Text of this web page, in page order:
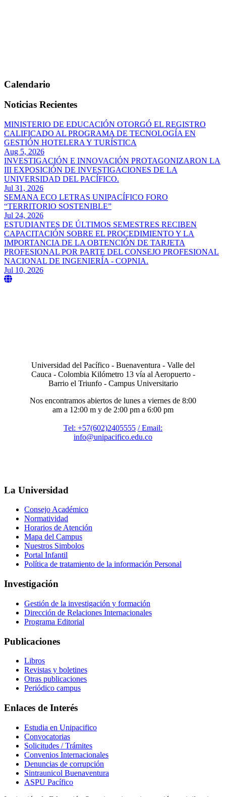
Calendario
Noticias Recientes
MINISTERIO DE EDUCACIÓN OTORGÓ EL REGISTRO
CALIFICADO AL PROGRAMA DE TECNOLOGÍA EN
GESTIÓN HOTELERA Y TURÍSTICA
Aug 5, 2026
INVESTIGACIÓN E INNOVACIÓN PROTAGONIZARON LA
III EXPOSICIÓN DE INVESTIGACIONES DE LA
UNIVERSIDAD DEL PACÍFICO.
Jul 31, 2026
SEMANA ECO LETRAS UNIPACÍFICO FORO
“TERRITORIO SOSTENIBLE”
Jul 24, 2026
ESTUDIANTES DE ÚLTIMOS SEMESTRES RECIBEN
CAPACITACIÓN SOBRE EL PROCEDIMIENTO Y LA
IMPORTANCIA DE LA OBTENCIÓN DE TARJETA
PROFESIONAL POR PARTE DEL CONSEJO PROFESIONAL
NACIONAL DE INGENIERÍA - COPNIA.
Jul 10, 2026
Universidad del Pacífico - Buenaventura - Valle del
Cauca - Colombia Kilómetro 13 vía al Aeropuerto -
Barrio el Triunfo - Campus Universitario
Nos encontramos abiertos de lunes a viernes de 8:00
am a 12:00 m y de 2:00 pm a 6:00 pm
Tel: +57(602)2405555 / Email:
info@unipacifico.edu.co
La Universidad
Consejo Académico
Normatividad
Horarios de Atención
Mapa del Campus
Nuestros Simbolos
Portal Infantil
Política de tratamiento de la información Personal
Investigación
Gestión de la investigación y formación
Dirección de Relaciones Internacionales
Programa Editorial
Publicaciones
Libros
Revistas y boletines
Otras publicaciones
Periódico campus
Enlaces de Interés
Estudia en Unipacifico
Convocatorias
Solicitudes / Trámites
Convenios Internacionales
Denuncias de corrupción
Sintraunicol Buenaventura
ASPU Pacífico